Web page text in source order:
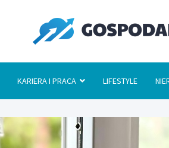
KARIERA I PRACA LIFESTYLE